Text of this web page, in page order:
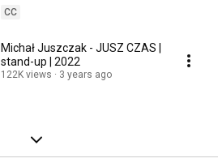
CC
Michał Juszczak - JUSZ CZAS |
stand-up | 2022
122K views 3 years ago